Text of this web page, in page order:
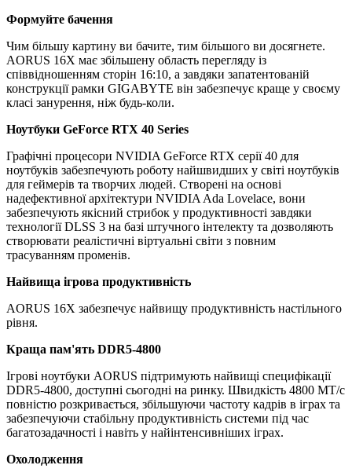
Формуйте бачення
Чим більшу картину ви бачите, тим більшого ви досягнете.
AORUS 16X має збільшену область перегляду із
співвідношенням сторін 16:10, а завдяки запатентованій
конструкції рамки GIGABYTE він забезпечує краще у своєму
класі занурення, ніж будь-коли.
Ноутбуки GeForce RTX 40 Series
Графічні процесори NVIDIA GeForce RTX серії 40 для
ноутбуків забезпечують роботу найшвидших у світі ноутбуків
для геймерів та творчих людей. Створені на основі
надефективної архітектури NVIDIA Ada Lovelace, вони
забезпечують якісний стрибок у продуктивності завдяки
технології DLSS 3 на базі штучного інтелекту та дозволяють
створювати реалістичні віртуальні світи з повним
трасуванням променів.
Найвища ігрова продуктивність
AORUS 16X забезпечує найвищу продуктивність настільного
рівня.
Краща пам'ять DDR5-4800
Ігрові ноутбуки AORUS підтримують найвищі специфікації
DDR5-4800, доступні сьогодні на ринку. Швидкість 4800 МТ/с
повністю розкривається, збільшуючи частоту кадрів в іграх та
забезпечуючи стабільну продуктивність системи під час
багатозадачності і навіть у найінтенсивніших іграх.
Охолодження